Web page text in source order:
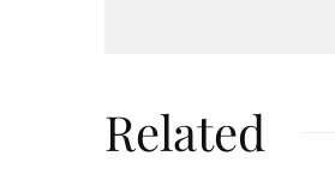
Related